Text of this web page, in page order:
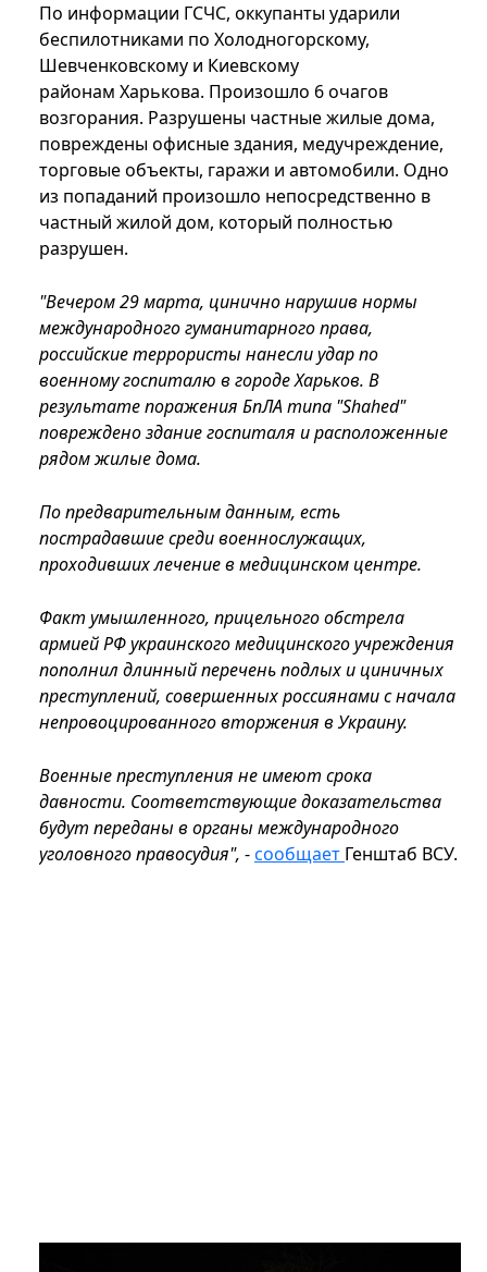
По информации ГСЧС, оккупанты ударили
беспилотниками по Холодногорскому,
Шевченковскому и Киевскому
районам Харькова. Произошло 6 очагов
возгорания. Разрушены частные жилые дома,
повреждены офисные здания, медучреждение,
торговые объекты, гаражи и автомобили. Одно
из попаданий произошло непосредственно в
частный жилой дом, который полностью
разрушен.
"Вечером 29 марта, цинично нарушив нормы
международного гуманитарного права,
российские террористы нанесли удар по
военному госпиталю в городе Харьков. В
результате поражения БпЛА типа "Shahed"
повреждено здание госпиталя и расположенные
рядом жилые дома.
По предварительным данным, есть
пострадавшие среди военнослужащих,
проходивших лечение в медицинском центре.
Факт умышленного, прицельного обстрела
армией РФ украинского медицинского учреждения
пополнил длинный перечень подлых и циничных
преступлений, совершенных россиянами с начала
непровоцированного вторжения в Украину.
Военные преступления не имеют срока
давности. Соответствующие доказательства
будут переданы в органы международного
уголовного правосудия", -сообщает Генштаб ВСУ.